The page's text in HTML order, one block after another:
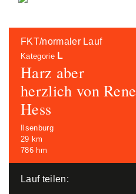
FKT/normaler Lauf
Kategorie L
Harz aber
herzlich von Rene
Hess
Ilsenburg
29 km
786 hm
Lauf teilen: